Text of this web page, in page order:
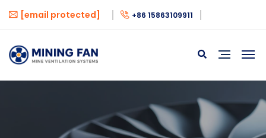
[email protected] +86 15863109911